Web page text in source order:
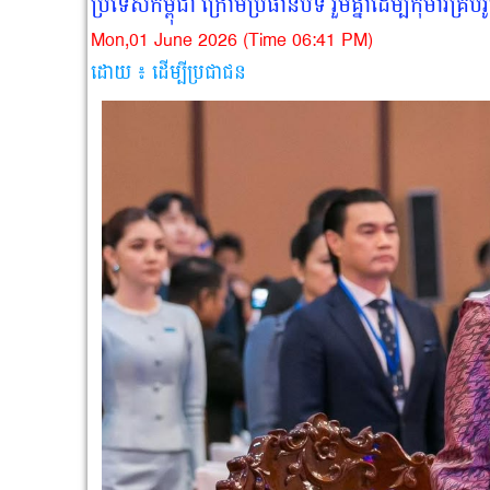
Mon,01 June 2026 (Time 06:41 PM)
ដោយ ៖ ដើម្បីប្រជាជន